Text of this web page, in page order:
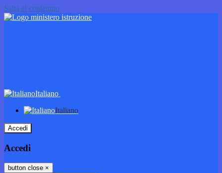
Salta al contenuto
Italiano
Italiano
Accedi
Accedi
button close ×